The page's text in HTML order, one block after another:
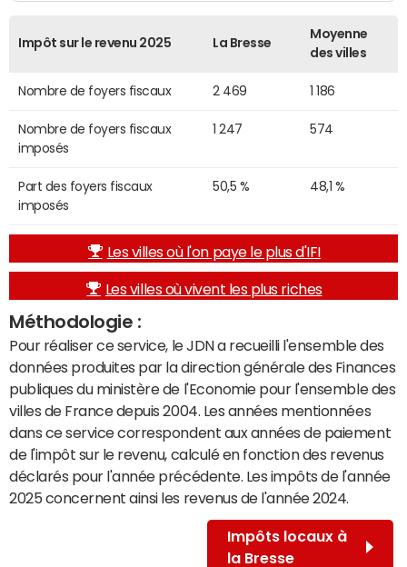
Impôt sur le revenu 2025 La Bresse
Moyenne
des villes
Nombre de foyers fiscaux 2 469 1 186
Nombre de foyers fiscaux
imposés
1 247 574
Part des foyers fiscaux
imposés
50,5 % 48,1 %
Les villes où l'on paye le plus d'IFI
Les villes où vivent les plus riches
Méthodologie :
Pour réaliser ce service, le JDN a recueilli l'ensemble des
données produites par la direction générale des Finances
publiques du ministère de l'Economie pour l'ensemble des
villes de France depuis 2004. Les années mentionnées
dans ce service correspondent aux années de paiement
de l'impôt sur le revenu, calculé en fonction des revenus
déclarés pour l'année précédente. Les impôts de l'année
2025 concernent ainsi les revenus de l'année 2024.
Impôts locaux à
la Bresse